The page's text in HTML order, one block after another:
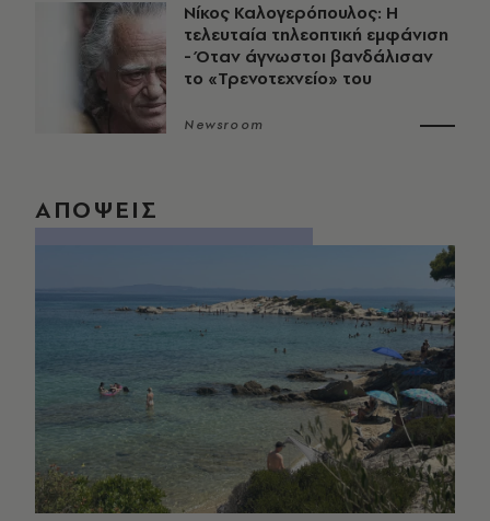
Νίκος Καλογερόπουλος: Η
τελευταία τηλεοπτική εμφάνιση
- Όταν άγνωστοι βανδάλισαν
το «Τρενοτεχνείο» του
Newsroom
ΑΠΟΨΕΙΣ